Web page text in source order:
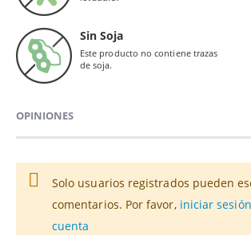
Sin Soja
Este producto no contiene trazas
de soja.
OPINIONES
Solo usuarios registrados pueden
comentarios. Por favor, iniciar sesión
cuenta